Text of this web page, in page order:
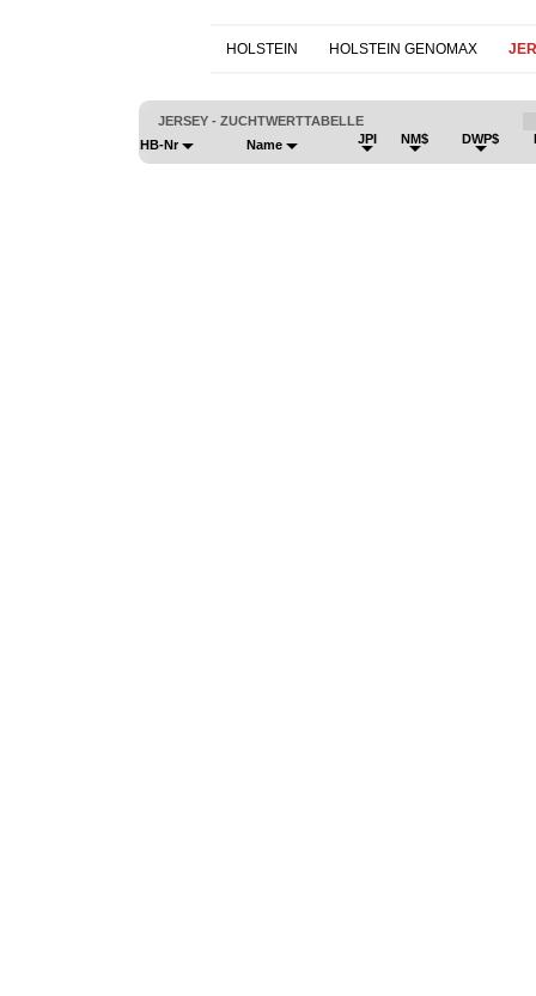
HOLSTEIN HOLSTEIN GENOMAX
JERSEY - ZUCHTWERTTABELLE
HB-Nr
Name JPI NM$ DWP$